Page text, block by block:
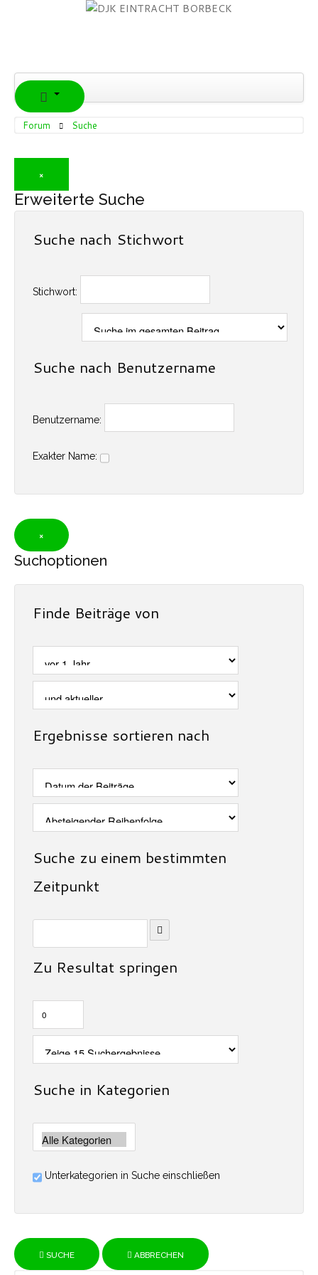
Forum Suche
Erweiterte Suche
Suche nach Stichwort
Stichwort:
Suche nach Benutzername
Benutzername:
Exakter Name:
Suchoptionen
Finde Beiträge von
Ergebnisse sortieren nach
Suche zu einem bestimmten
Zeitpunkt
Zu Resultat springen
Suche in Kategorien
Unterkategorien in Suche einschließen
SUCHE ABBRECHEN